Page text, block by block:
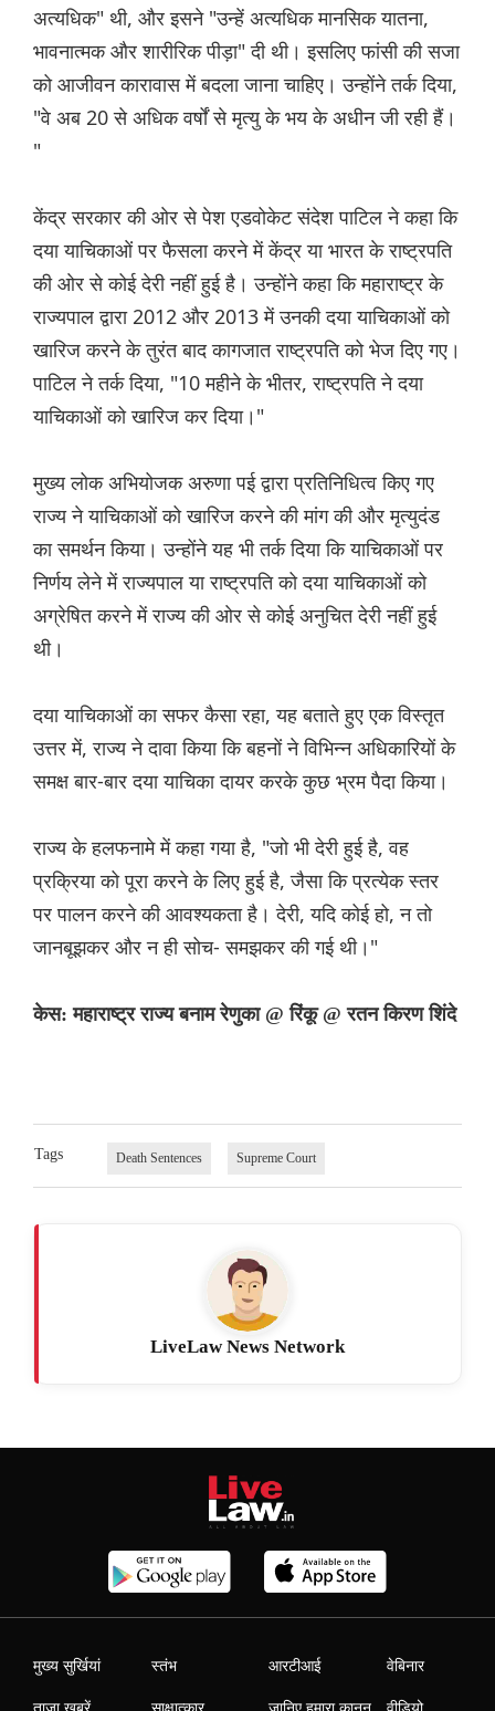
अत्यधिक" थी, और इसने "उन्हें अत्यधिक मानसिक यातना,
भावनात्मक और शारीरिक पीड़ा" दी थी। इसलिए फांसी की सजा
को आजीवन कारावास में बदला जाना चाहिए। उन्होंने तर्क दिया,
"वे अब 20 से अधिक वर्षों से मृत्यु के भय के अधीन जी रही हैं।
"
केंद्र सरकार की ओर से पेश एडवोकेट संदेश पाटिल ने कहा कि
दया याचिकाओं पर फैसला करने में केंद्र या भारत के राष्ट्रपति
की ओर से कोई देरी नहीं हुई है। उन्होंने कहा कि महाराष्ट्र के
राज्यपाल द्वारा 2012 और 2013 में उनकी दया याचिकाओं को
खारिज करने के तुरंत बाद कागजात राष्ट्रपति को भेज दिए गए।
पाटिल ने तर्क दिया, "10 महीने के भीतर, राष्ट्रपति ने दया
याचिकाओं को खारिज कर दिया।"
मुख्य लोक अभियोजक अरुणा पई द्वारा प्रतिनिधित्व किए गए
राज्य ने याचिकाओं को खारिज करने की मांग की और मृत्युदंड
का समर्थन किया। उन्होंने यह भी तर्क दिया कि याचिकाओं पर
निर्णय लेने में राज्यपाल या राष्ट्रपति को दया याचिकाओं को
अग्रेषित करने में राज्य की ओर से कोई अनुचित देरी नहीं हुई
थी।
दया याचिकाओं का सफर कैसा रहा, यह बताते हुए एक विस्तृत
उत्तर में, राज्य ने दावा किया कि बहनों ने विभिन्न अधिकारियों के
समक्ष बार-बार दया याचिका दायर करके कुछ भ्रम पैदा किया।
राज्य के हलफनामे में कहा गया है, "जो भी देरी हुई है, वह
प्रक्रिया को पूरा करने के लिए हुई है, जैसा कि प्रत्येक स्तर
पर पालन करने की आवश्यकता है। देरी, यदि कोई हो, न तो
जानबूझकर और न ही सोच- समझकर की गई थी।"
केस: महाराष्ट्र राज्य बनाम रेणुका @ रिंकू @ रतन किरण शिंदे
Tags Death Sentences Supreme Court
LiveLaw News Network
मुख्य सुर्खियां स्तंभ आरटीआई वेबिनार